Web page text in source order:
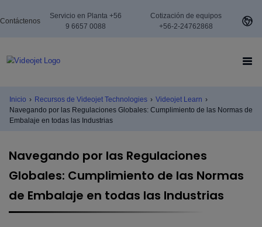
Contáctenos
Servicio en Planta +56
9 6657 0088
Cotización de equipos
+56-2-24762868
Inicio › Recursos de Videojet Technologies › Videojet Learn ›
Navegando por las Regulaciones Globales: Cumplimiento de las Normas de
Embalaje en todas las Industrias
Navegando por las Regulaciones
Globales: Cumplimiento de las Normas
de Embalaje en todas las Industrias